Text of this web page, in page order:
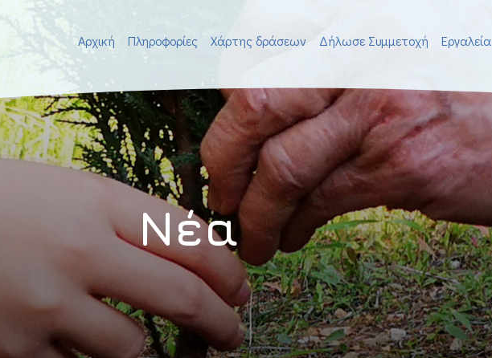
Αρχική Πληροφορίες Χάρτης δράσεων Δήλωσε Συμμετοχή Εργαλεία
Νέα